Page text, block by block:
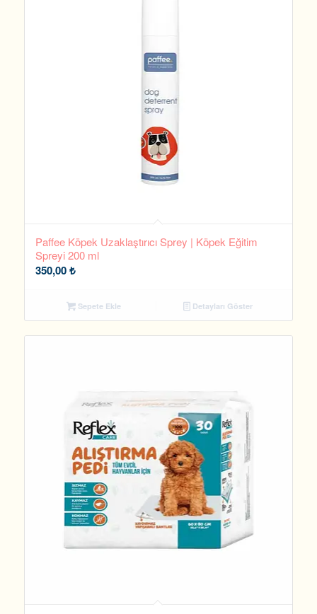
Paffee Köpek Uzaklaştırıcı Sprey | Köpek Eğitim
Spreyi 200 ml
350,00₺
Sepete Ekle Detayları Göster